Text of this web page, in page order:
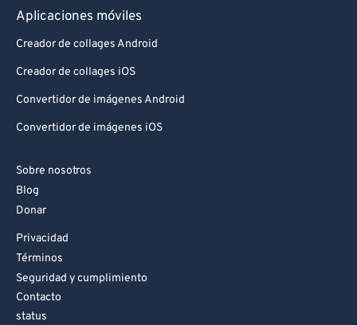
Aplicaciones móviles
Creador de collages Android
Creador de collages iOS
Convertidor de imágenes Android
Convertidor de imágenes iOS
Sobre nosotros
Blog
Donar
Privacidad
Términos
Seguridad y cumplimiento
Contacto
status